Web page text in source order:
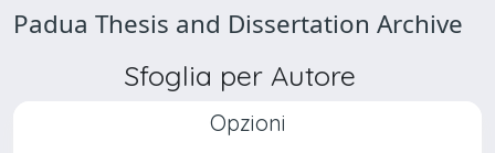
Padua Thesis and Dissertation Archive
Sfoglia per Autore
Opzioni